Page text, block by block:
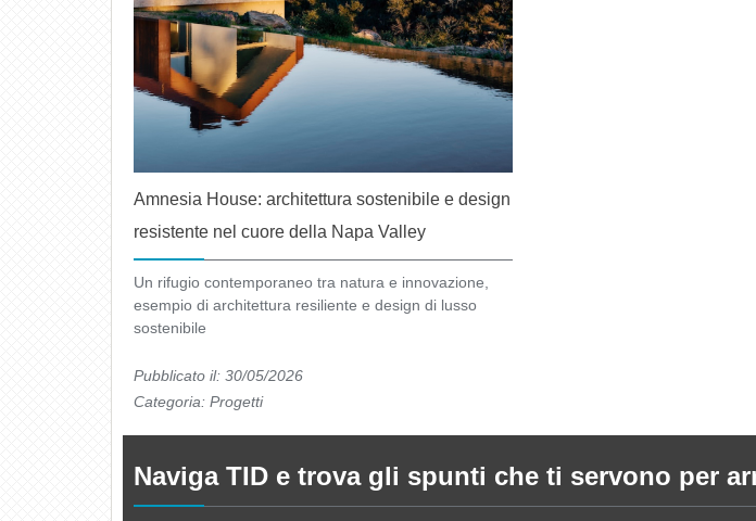
Amnesia House: architettura sostenibile e design
resistente nel cuore della Napa Valley
Un rifugio contemporaneo tra natura e innovazione,
esempio di architettura resiliente e design di lusso
sostenibile
Pubblicato il: 30/05/2026
Categoria: Progetti
Naviga TID e trova gli spunti che ti servono per